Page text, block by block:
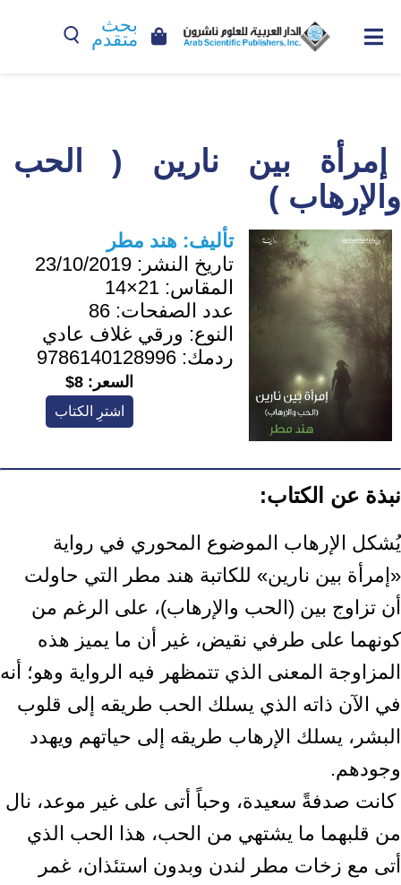
بحث
متقدم
إمرأة بين نارين ( الحب
والإرهاب )
تأليف: هند مطر
تاريخ النشر: 23/10/2019
المقاس: 21×14
عدد الصفحات: 86
النوع: ورقي غلاف عادي
ردمك: 9786140128996
السعر: 8$
اشترِ الكتاب
نبذة عن الكتاب:
يُشكل الإرهاب الموضوع المحوري في رواية
«إمرأة بين نارين» للكاتبة هند مطر التي ‏حاولت
أن تزاوج بين (الحب والإرهاب)، على الرغم من
كونهما على طرفي نقيض، غير أن ‏ما يميز هذه
المزاوجة المعنى الذي تتمظهر فيه الرواية وهو؛ أنه
في الآن ذاته الذي يسلك ‏الحب طريقه إلى قلوب
البشر، يسلك الإرهاب طريقه إلى حياتهم ويهدد
وجودهم.‏ ‎
‎ كانت صدفةً سعيدة، وحباً أتى على غير موعد، نال
من قلبهما ما يشتهي من الحب، ‏هذا الحب الذي
أتى مع زخات مطر لندن وبدون استئذان، غمر